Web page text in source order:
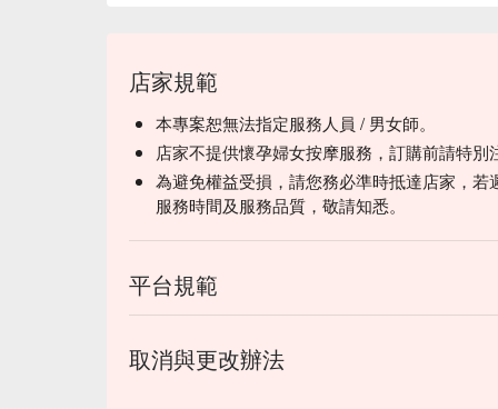
店家規範
本專案恕無法指定服務人員 / 男女師。
店家不提供懷孕婦女按摩服務，訂購前請特別
為避免權益受損，請您務必準時抵達店家，
服務時間及服務品質，敬請知悉。
平台規範
取消與更改辦法